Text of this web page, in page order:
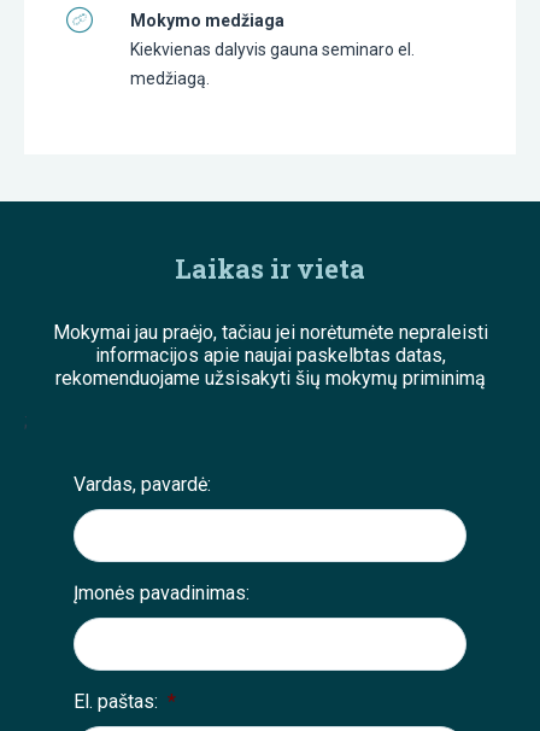
Mokymo medžiaga
Kiekvienas dalyvis gauna seminaro el.
medžiagą.
Laikas ir vieta
Mokymai jau praėjo, tačiau jei norėtumėte nepraleisti
informacijos apie naujai paskelbtas datas,
rekomenduojame užsisakyti šių mokymų priminimą
;
Vardas, pavardė:
Įmonės pavadinimas:
El. paštas: *